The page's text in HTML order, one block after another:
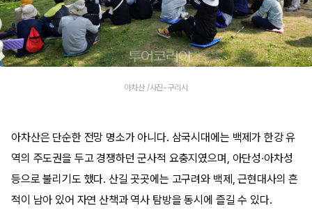
아차산 /사진-구리시
아차산은 단순한 전망 명소가 아니다. 삼국시대에는 백제가 한강 유
역의 주도권을 두고 경쟁하던 군사적 요충지였으며, 아단성·아차성
등으로 불리기도 했다. 산길 곳곳에는 고구려와 백제, 근현대사의 흔
적이 남아 있어 자연 산책과 역사 탐방을 동시에 즐길 수 있다.